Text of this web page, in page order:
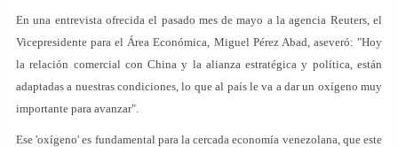
En una entrevista ofrecida el pasado mes de mayo a la agencia Reuters, el
Vicepresidente para el Área Económica, Miguel Pérez Abad, aseveró: "Hoy
la relación comercial con China y la alianza estratégica y política, están
adaptadas a nuestras condiciones, lo que al país le va a dar un oxígeno muy
importante para avanzar".
Ese 'oxígeno' es fundamental para la cercada economía venezolana, que este